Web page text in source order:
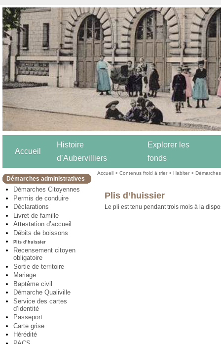
Accueil
Histoire
d’Aubervilliers
Explorer les
fonds
Démarches administratives
Démarches Citoyennes
Permis de conduire
Déclarations
Livret de famille
Attestation d’accueil
Débits de boissons
Plis d’huissier
Recensement citoyen
obligatoire
Sortie de territoire
Mariage
Baptême civil
Démarche Qualiville
Service des cartes
d’identité
Passeport
Carte grise
Hérédité
Accueil >Contenus froid à trier >Habiter >
Plis d’huissier
Le pli est tenu pendant trois mois à la